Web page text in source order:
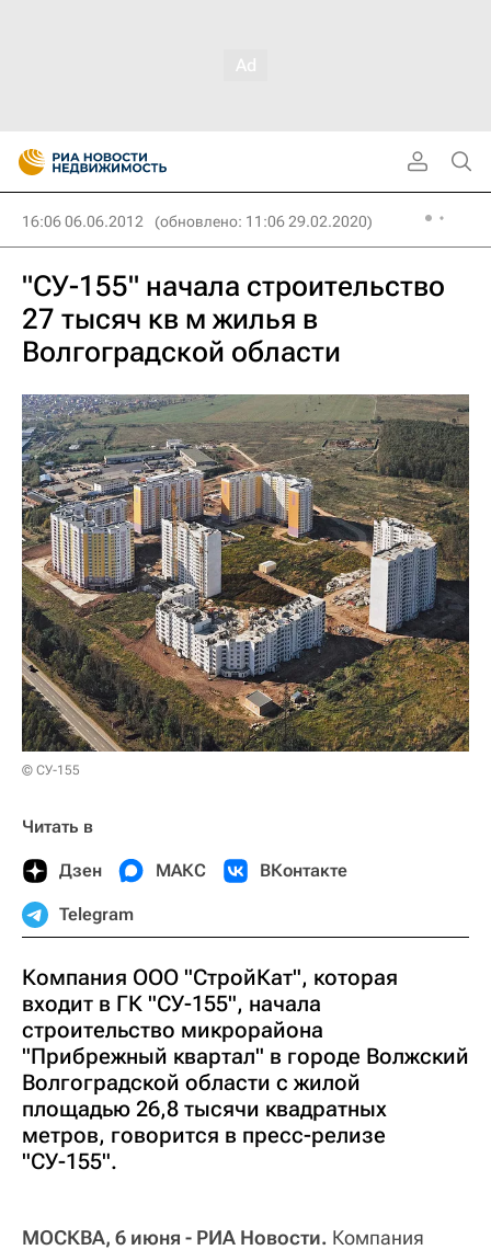
16:06 06.06.2012 (обновлено: 11:06 29.02.2020)
"СУ-155" начала строительство
27 тысяч кв м жилья в
Волгоградской области
© СУ-155
Читать в
Дзен МАКС ВКонтакте
Telegram
Компания ООО "СтройКат", которая
входит в ГК "СУ-155", начала
строительство микрорайона
"Прибрежный квартал" в городе Волжский
Волгоградской области с жилой
площадью 26,8 тысячи квадратных
метров, говорится в пресс-релизе
"СУ-155".
МОСКВА, 6 июня - РИА Новости. Компания